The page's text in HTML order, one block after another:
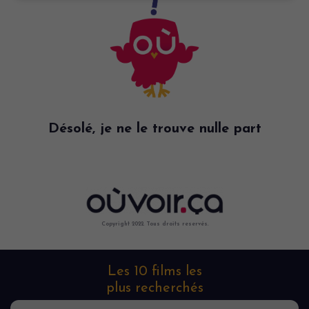
Désolé, je ne le trouve nulle part
Copyright 2022. Tous droits reservés.
Les 10 films les
plus recherchés